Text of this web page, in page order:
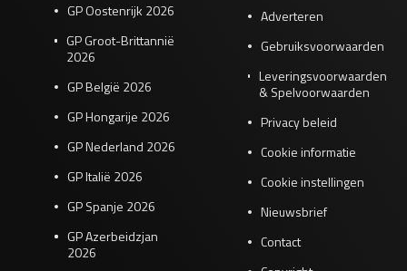
GP Oostenrijk 2026
GP Groot-Brittannië
2026
GP België 2026
GP Hongarije 2026
GP Nederland 2026
GP Italië 2026
GP Spanje 2026
GP Azerbeidzjan
2026
Adverteren
Gebruiksvoorwaarden
Leveringsvoorwaarden
& Spelvoorwaarden
Privacy beleid
Cookie informatie
Cookie instellingen
Nieuwsbrief
Contact